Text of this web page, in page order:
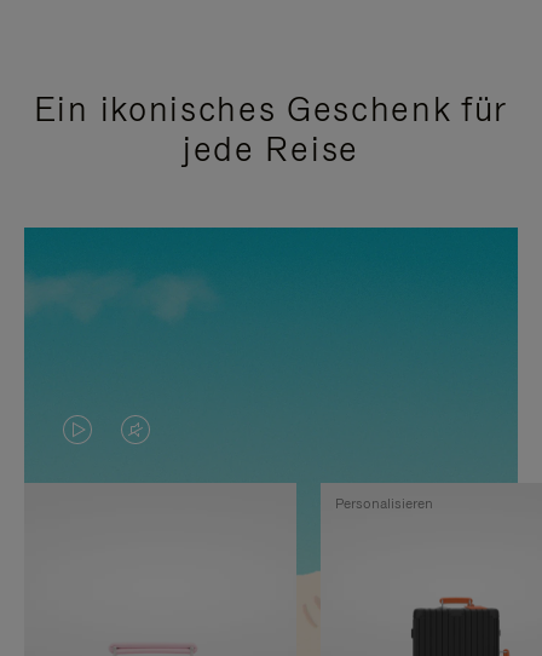
Ein ikonisches Geschenk für
jede Reise
DAS
VIDEO
VIDEO
IST
Personalisieren